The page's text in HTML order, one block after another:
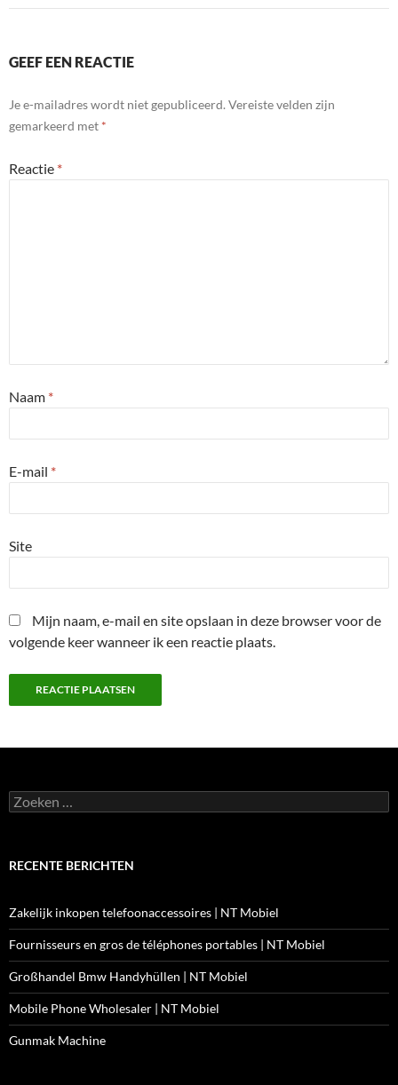
GEEF EEN REACTIE
Je e-mailadres wordt niet gepubliceerd. Vereiste velden zijn
gemarkeerd met *
Reactie *
Naam *
E-mail *
Site
Mijn naam, e-mail en site opslaan in deze browser voor de
volgende keer wanneer ik een reactie plaats.
Zoeken
naar:
RECENTE BERICHTEN
Zakelijk inkopen telefoonaccessoires | NT Mobiel
Fournisseurs en gros de téléphones portables | NT Mobiel
Großhandel Bmw Handyhüllen | NT Mobiel
Mobile Phone Wholesaler | NT Mobiel
Gunmak Machine